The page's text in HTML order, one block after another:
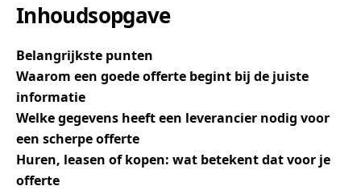
Inhoudsopgave
Belangrijkste punten
Waarom een goede offerte begint bij de juiste
informatie
Welke gegevens heeft een leverancier nodig voor
een scherpe offerte
Huren, leasen of kopen: wat betekent dat voor je
offerte